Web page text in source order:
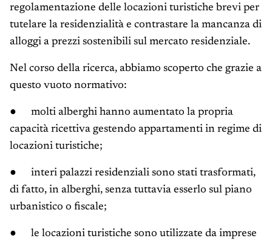
regolamentazione delle locazioni turistiche brevi per
tutelare la residenzialità e contrastare la mancanza di
alloggi a prezzi sostenibili sul mercato residenziale.
Nel corso della ricerca, abbiamo scoperto che grazie a
questo vuoto normativo:
● molti alberghi hanno aumentato la propria
capacità ricettiva gestendo appartamenti in regime di
locazioni turistiche;
● interi palazzi residenziali sono stati trasformati,
di fatto, in alberghi, senza tuttavia esserlo sul piano
urbanistico o fiscale;
● le locazioni turistiche sono utilizzate da imprese